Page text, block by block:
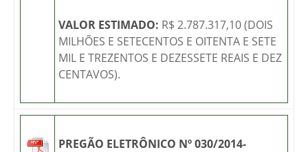
VALOR ESTIMADO: R$ 2.787.317,10 (DOIS
MILHÕES E SETECENTOS E OITENTA E SETE
MIL E TREZENTOS E DEZESSETE REAIS E DEZ
CENTAVOS).
PREGÃO ELETRÔNICO Nº 030/2014-